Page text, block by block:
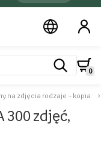
0
na zdjęcia rodzaje – kopia
300 zdjęć,